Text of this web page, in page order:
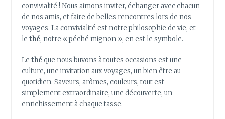
convivialité ! Nous aimons inviter, échanger avec chacun
de nos amis, et faire de belles rencontres lors de nos
voyages. La convivialité est notre philosophie de vie, et
lethé, notre « péché mignon », en est le symbole.
Lethé que nous buvons à toutes occasions est une
culture, une invitation aux voyages, un bien être au
quotidien. Saveurs, arômes, couleurs, tout est
simplement extraordinaire, une découverte, un
enrichissement à chaque tasse.